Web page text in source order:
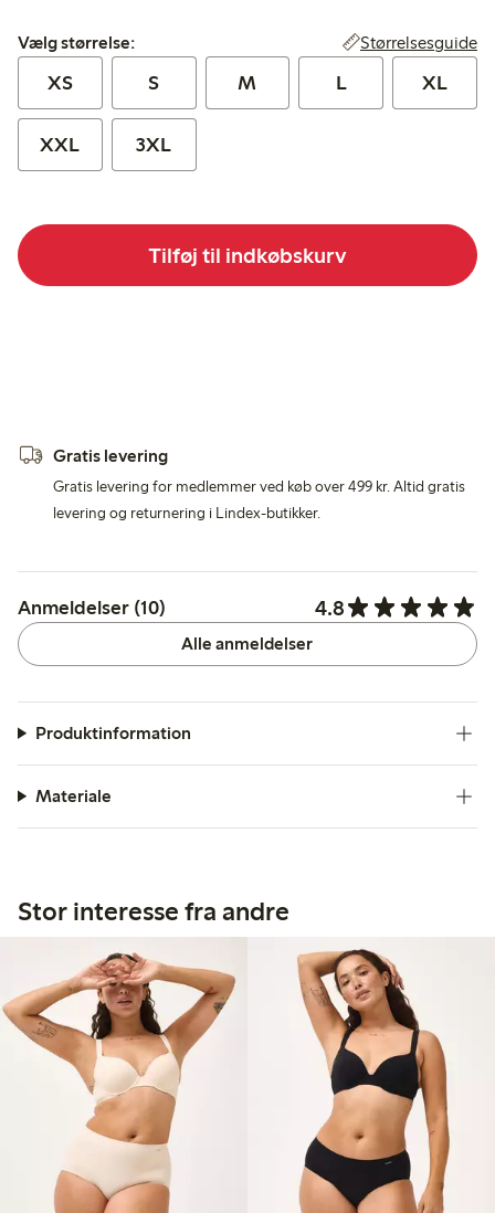
Vælg størrelse:
Vælg størrelse: Størrelsesguide
XS S M L XL
XXL 3XL
Tilføj til indkøbskurv
Gratis levering
Gratis levering for medlemmer ved køb over 499 kr. Altid gratis
levering og returnering i Lindex-butikker.
Anmeldelser (10) 4.8
Alle anmeldelser
Produktinformation
Materiale
Stor interesse fra andre